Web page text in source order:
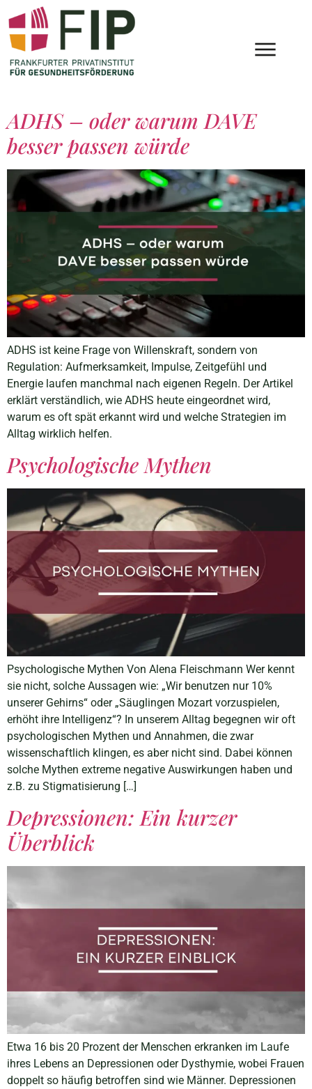
ADHS – oder warum DAVE
besser passen würde
ADHS ist keine Frage von Willenskraft, sondern von
Regulation: Aufmerksamkeit, Impulse, Zeitgefühl und
Energie laufen manchmal nach eigenen Regeln. Der Artikel
erklärt verständlich, wie ADHS heute eingeordnet wird,
warum es oft spät erkannt wird und welche Strategien im
Alltag wirklich helfen.
Psychologische Mythen
Psychologische Mythen Von Alena Fleischmann Wer kennt
sie nicht, solche Aussagen wie: „Wir benutzen nur 10%
unserer Gehirns“ oder „Säuglingen Mozart vorzuspielen,
erhöht ihre Intelligenz“? In unserem Alltag begegnen wir oft
psychologischen Mythen und Annahmen, die zwar
wissenschaftlich klingen, es aber nicht sind. Dabei können
solche Mythen extreme negative Auswirkungen haben und
z.B. zu Stigmatisierung […]
Depressionen: Ein kurzer
Überblick
Etwa 16 bis 20 Prozent der Menschen erkranken im Laufe
ihres Lebens an Depressionen oder Dysthymie, wobei Frauen
doppelt so häufig betroffen sind wie Männer. Depressionen